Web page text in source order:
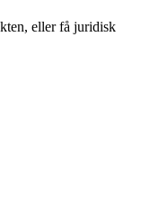
eller få juridisk